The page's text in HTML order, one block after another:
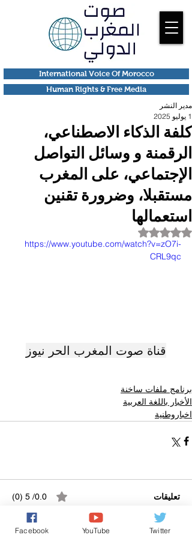
Human Rights & Free Media
International Voice Of Morocco
كلفة الذكاء الاصطناعي،
الرقمنة و وسائل التواصل
الإجتماعي، على المغرب
مستقبلا، وضرورة تقنين
استعمالها
مدير النشر
1 يوليو 2025
تم التقييم بـ ليس رقمًا من أصل 5 نجوم.
https://www.youtube.com/watch?v=zO7i-
CRL9qc
قناة صوت المغرب الحر نيوز
برنامج ملفات ساخنة
الأخبار باللغة العربية
اخباروطنية
تعليقات 0.0/ 5 (0)
Facebook YouTube Twitter